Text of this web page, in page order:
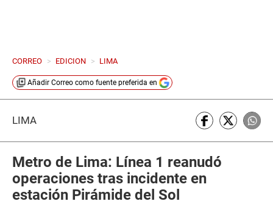
CORREO > EDICION > LIMA
Añadir Correo como fuente preferida en
LIMA
Metro de Lima: Línea 1 reanudó
operaciones tras incidente en
estación Pirámide del Sol